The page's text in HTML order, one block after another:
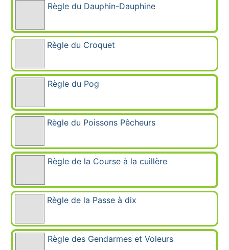
Règle du Dauphin-Dauphine
Règle du Croquet
Règle du Pog
Règle du Poissons Pêcheurs
Règle de la Course à la cuillère
Règle de la Passe à dix
Règle des Gendarmes et Voleurs